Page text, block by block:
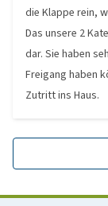
die Klappe rein,
Das unsere 2
dar. Sie haben
Freigang haben
Zutritt ins Haus.